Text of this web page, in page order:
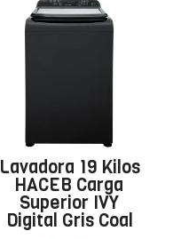
Lavadora 19 Kilos
HACEB Carga
Superior IVY
Digital Gris Coal